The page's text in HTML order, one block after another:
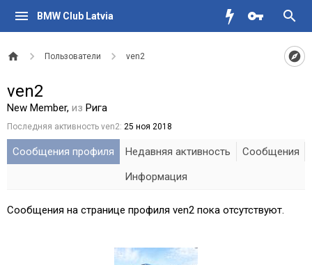
BMW Club Latvia
Пользователи ven2
ven2
New Member, из Рига
Последняя активность ven2: 25 ноя 2018
Сообщения профиля Недавняя активность
Сообщения
Информация
Сообщения на странице профиля ven2 пока отсутствуют.